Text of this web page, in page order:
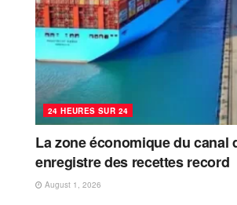
24 HEURES SUR 24
La zone économique du canal
enregistre des recettes record
August 1, 2026